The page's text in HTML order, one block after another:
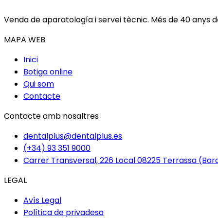
Venda de aparatología i servei tècnic. Més de 40 anys
MAPA WEB
Inici
Botiga online
Qui som
Contacte
Contacte amb nosaltres
dentalplus@dentalplus.es
(+34) 93 351 9000
Carrer Transversal, 226 Local 08225 Terrassa
LEGAL
Avís Legal
Política de privadesa